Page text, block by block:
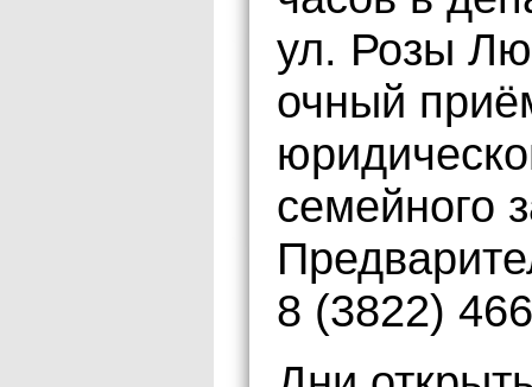
ул. Розы
очный
семейного
8 (3822)